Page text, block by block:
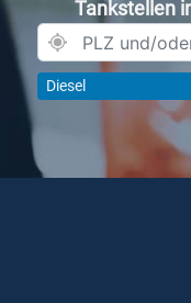
Tankstellen
Diesel